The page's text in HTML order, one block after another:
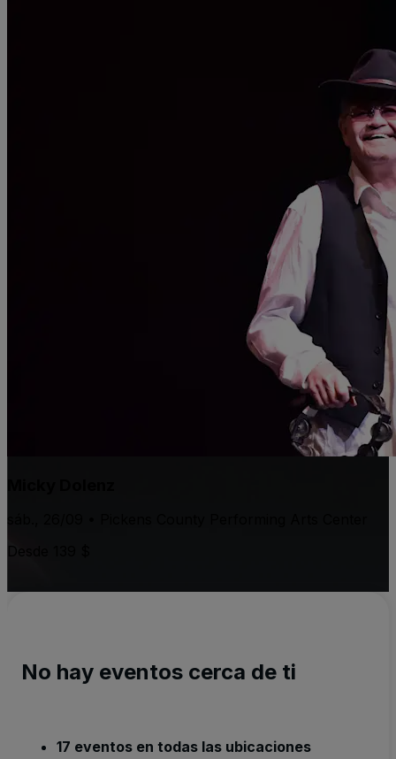
No hay eventos cerca de ti
17 eventos en todas las ubicaciones